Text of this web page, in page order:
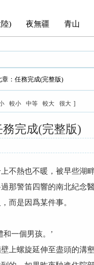
) 夜無疆 青山
：任務完成(完整版)
較小 中等 較大 很大 ]
完成(完整版)
不熱也不暖，被早些湖
那警笛四響的南北紀念醫
而是因爲某件事。
一個男孩。’
上螺旋延伸至盡頭的溝